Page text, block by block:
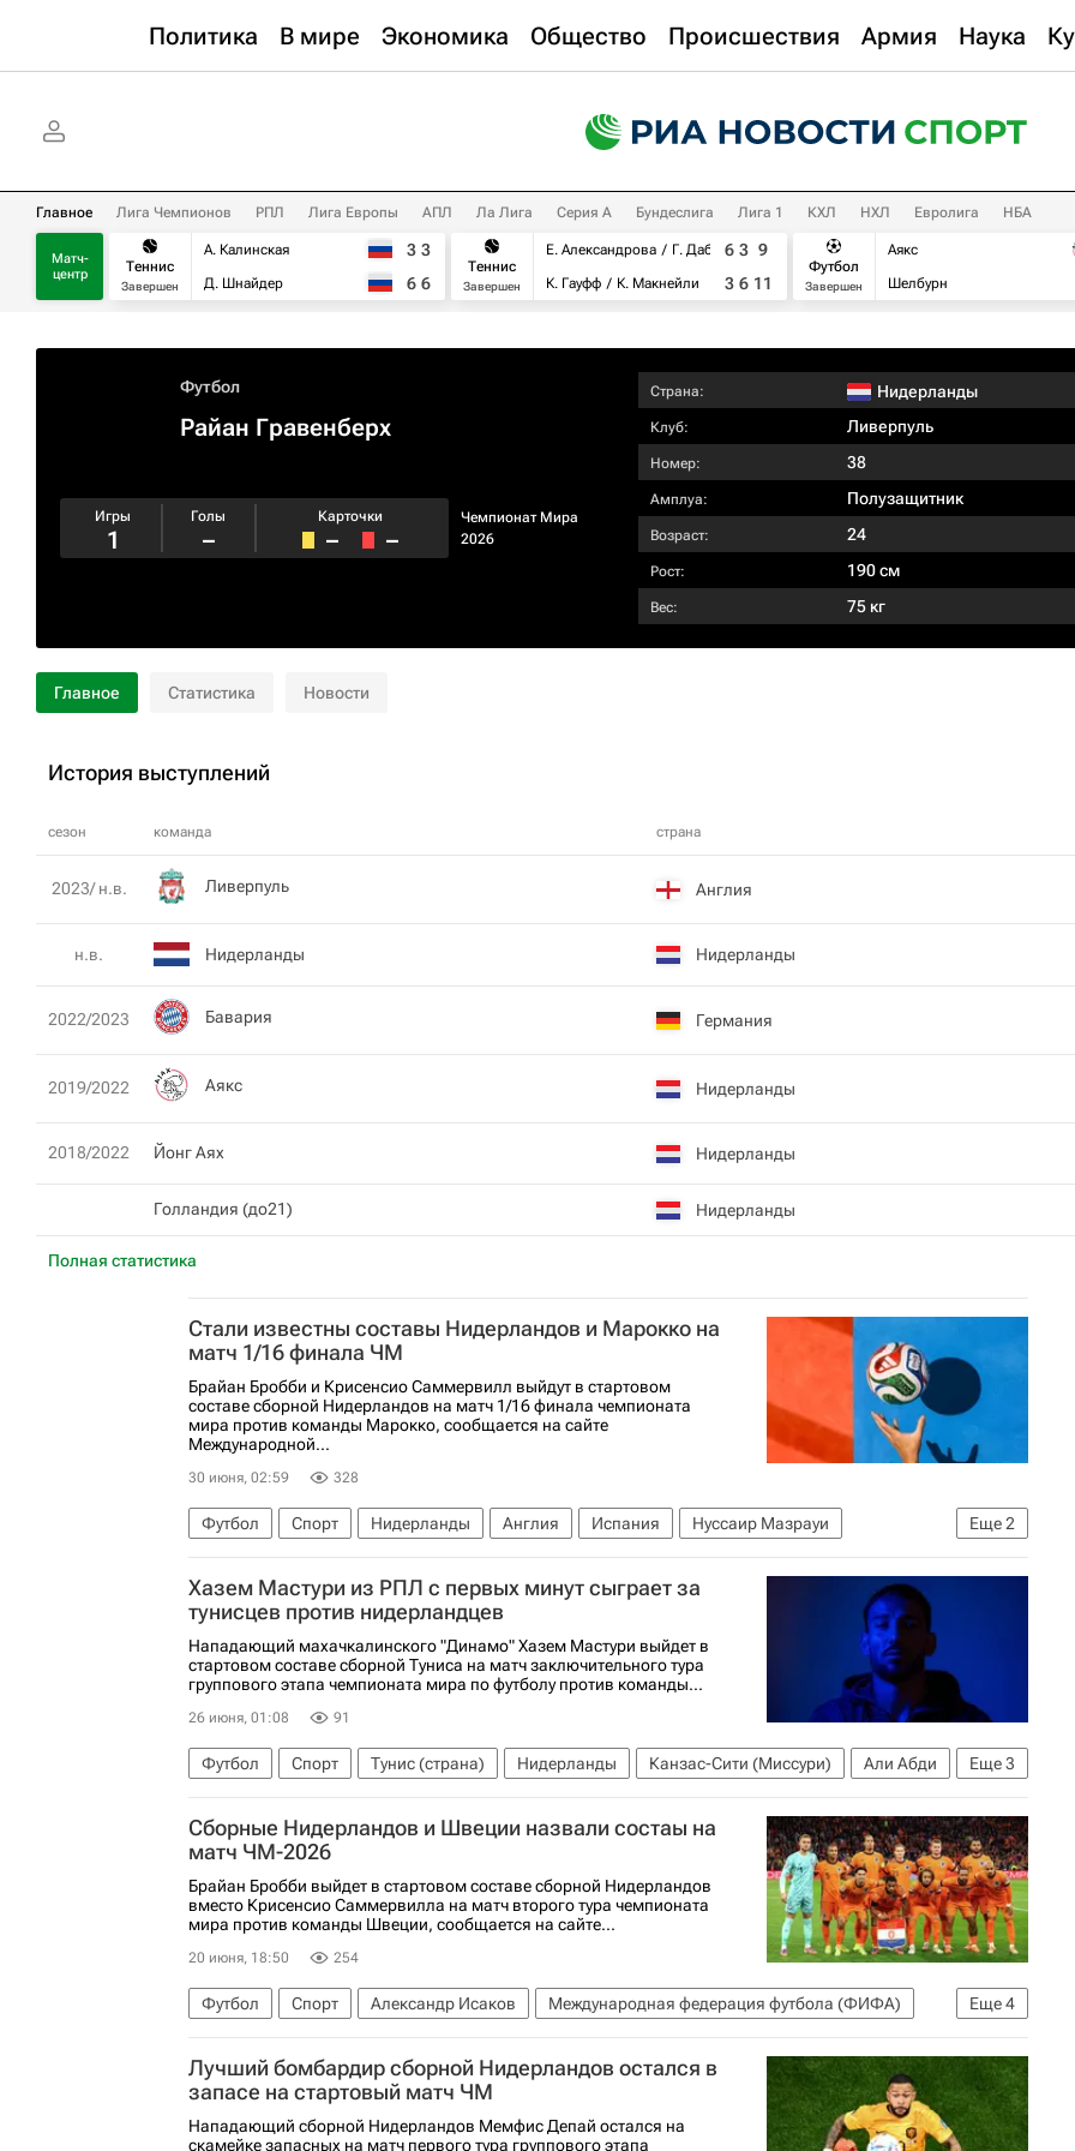
Политика В мире Экономика Общество Происшествия Армия Наука
Главное Лига Чемпионов РПЛ Лига Европы АПЛ Ла Лига Серия А Бундеслига Лига 1 КХЛ НХЛ Евролига НБА
Матч-
центр
Теннис
Завершен
А. Калинская
Д. Шнайдер
3 3
6 6
Теннис
Завершен
Е. Александрова
Г. Дабровски
К. Гауфф
К. Макнейли
6 3 9
3 6 11
Футбол
Завершен
Аякс
Шелбурн
Футбол
Райан Гравенберх
Чемпионат Мира
2026
Игры
1
Голы
–
Карточки
– –
Страна: Нидерланды
Клуб: Ливерпуль
Номер: 38
Амплуа: Полузащитник
Возраст: 24
Рост: 190 см
Вес: 75 кг
Главное Статистика Новости
История выступлений
сезон команда страна
Полная статистика
2023/ н.в. Ливерпуль Англия
н.в. Нидерланды Нидерланды
2022/2023 Бавария Германия
2019/2022 Аякс Нидерланды
2018/2022 Йонг Аях Нидерланды
Голландия (до21) Нидерланды
Стали известны составы Нидерландов и Марокко на
матч 1/16 финала ЧМ
Брайан Бробби и Крисенсио Саммервилл выйдут в стартовом
составе сборной Нидерландов на матч 1/16 финала чемпионата
мира против команды Марокко, сообщается на сайте
Международной...
30 июня, 02:59 328
Еще2
Футбол Спорт Нидерланды Англия Испания
Нуссаир Мазрауи
Международная федерация футбола (ФИФА)
ЧМ по футболу 2026
Хазем Мастури из РПЛ с первых минут сыграет за
тунисцев против нидерландцев
Нападающий махачкалинского "Динамо" Хазем Мастури выйдет в
стартовом составе сборной Туниса на матч заключительного тура
группового этапа чемпионата мира по футболу против команды...
26 июня, 01:08 91
Еще3
Футбол Спорт Тунис (страна) Нидерланды Канзас-Сити (Миссури)
Али Абди
Аймен Дахмен
Хазем Мастури ЧМ по футболу 2026
Сборные Нидерландов и Швеции назвали состаы на
матч ЧМ-2026
Брайан Бробби выйдет в стартовом составе сборной Нидерландов
вместо Крисенсио Саммервилла на матч второго тура чемпионата
мира против команды Швеции, сообщается на сайте...
20 июня, 18:50 254
Еще4
Футбол Спорт Александр Исаков
Международная федерация футбола (ФИФА)
ЧМ по футболу 2026
Брайан Бробби Крисенсио Саммервилл Барт Вербрюгген
Лучший бомбардир сборной Нидерландов остался в
запасе на стартовый матч ЧМ
Нападающий сборной Нидерландов Мемфис Депай остался на
скамейке запасных на матч первого тура группового этапа